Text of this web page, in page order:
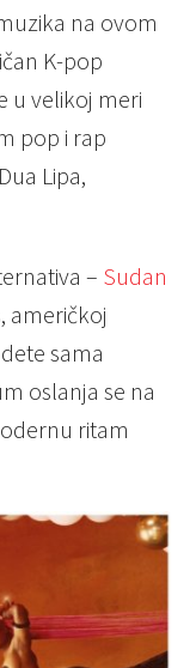
na ovom
K-pop
u velikoj meri
pop i rap
Lipa,
– Sudan
američkoj
sama
oslanja se na
ritam